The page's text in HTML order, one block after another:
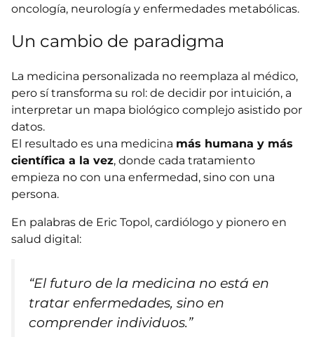
oncología, neurología y enfermedades metabólicas.
Un cambio de paradigma
La medicina personalizada no reemplaza al médico,
pero sí transforma su rol: de decidir por intuición, a
interpretar un mapa biológico complejo asistido por
datos.
El resultado es una medicina más humana y más
científica a la vez, donde cada tratamiento
empieza no con una enfermedad, sino con una
persona.
En palabras de Eric Topol, cardiólogo y pionero en
salud digital:
“El futuro de la medicina no está en
tratar enfermedades, sino en
comprender individuos.”